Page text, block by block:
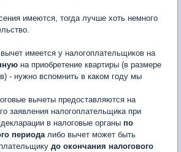
имеются, тогда лучше хоть немного
имеется у налогоплательщиков на
на приобретение квартиры (в размере
- нужно вспомнить в каком году мы
вычеты предоставляются на
заявления налогоплательщика при
в налоговые органы по
периода либо вычет может быть
до окончания налогового